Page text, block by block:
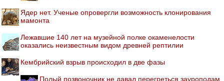
Ядер нет. Ученые опровергли возможность клонирования
мамонта
Лежавшие 140 лет на музейной полке окаменелости
оказались неизвестным видом древней рептилии
Кембрийский взрыв происходил в две фазы
Полый позвоночник не давал перегреться зауроподам